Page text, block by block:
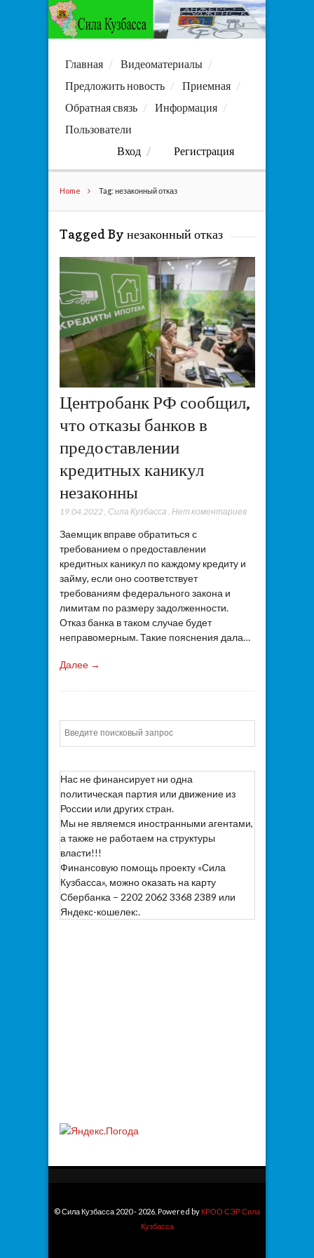
Главная
Видеоматериалы
Предложить новость
Приемная
Обратная связь
Информация
Пользователи
Вход
Регистрация
Home Tag: незаконный отказ
Tagged By незаконный отказ
Центробанк РФ сообщил,
что отказы банков в
предоставлении
кредитных каникул
незаконны
19.04.2022, Сила Кузбасса Нет коментариев
Заемщик вправе обратиться с
требованием о предоставлении
кредитных каникул по каждому кредиту и
займу, если оно соответствует
требованиям федерального закона и
лимитам по размеру задолженности.
Отказ банка в таком случае будет
неправомерным. Такие пояснения дала…
Далее →
Нас не финансирует ни одна
политическая партия или движение из
России или других стран.
Мы не являемся иностранными агентами,
а также не работаем на структуры
власти!!!
Финансовую помощь проекту «Сила
Кузбасса», можно оказать на карту
Сбербанка – 2202 2062 3368 2389 или
Яндекс-кошелек:.
© Сила Кузбасса 2020 - 2026. Powered by КРОО СЭР Сила
Кузбасса